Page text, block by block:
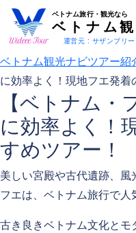
ベトナム旅行・観光なら
ベトナム
運営元 : サザンブリ
ベトナム観光ナビツアー紹
に効率よく！現地フエ発着
【ベトナム・
に効率よく！
すめツアー！
美しい宮殿や古代遺跡、
フエは、ベトナム旅行で人
古き良きベトナム文化と